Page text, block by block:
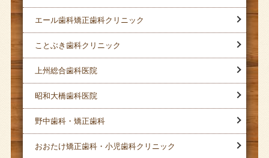
エール歯科矯正歯科クリニック
ことぶき歯科クリニック
上州総合歯科医院
昭和大橋歯科医院
野中歯科・矯正歯科
おおたけ矯正歯科・小児歯科クリニック